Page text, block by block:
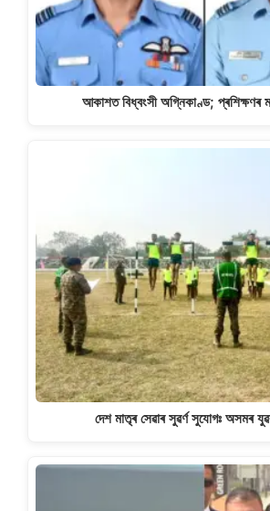
আকাশত বিধ্বংসী অগ্নিকাণ্ড; প্ৰশিক্ষণৰ
দেশ মাতৃৰ সেৱাৰ সুৱৰ্ণ সুযোগঃ অসমৰ